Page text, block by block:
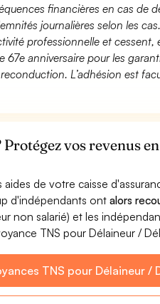
financières en cas de
journalières selon les
professionnelle et
anniversaire pour les
L’adhésion est
vos revenus
de votre caisse
d'indépendants ont alors
non salarié) et les
TNS pour Délaineur /
TNS pour Délaineur /